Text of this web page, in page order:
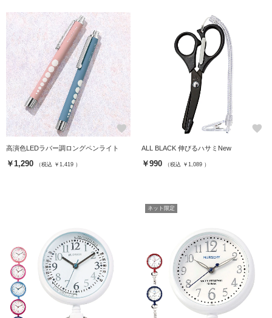
favorite
高演色LEDラバー調ロングペンライト
￥1,290 （税込 ￥1,419 ）
favorite
ALL BLACK 伸びるハサミNew
￥990 （税込 ￥1,089 ）
ネット限定